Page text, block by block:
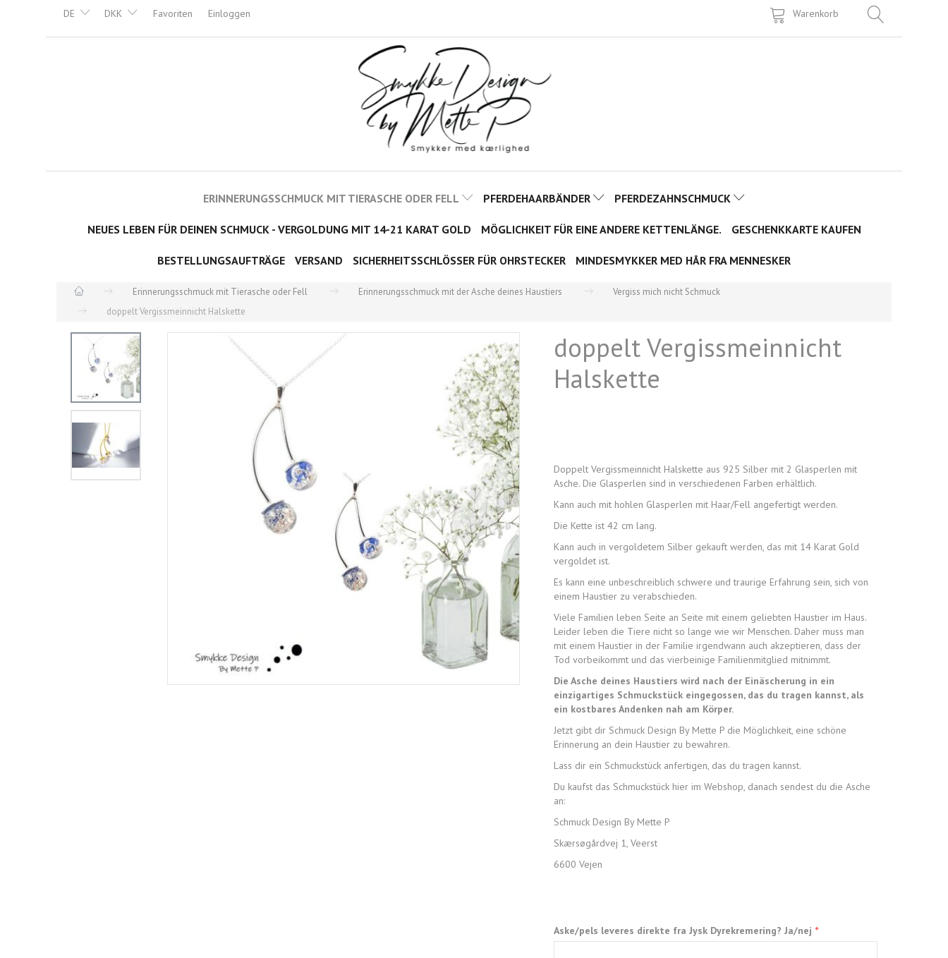
DE DKK Warenkorb
Favoriten Einloggen
ERINNERUNGSSCHMUCK MIT TIERASCHE ODER FELL PFERDEHAARBÄNDER PFERDEZAHNSCHMUCK
NEUES LEBEN FÜR DEINEN SCHMUCK - VERGOLDUNG MIT 14-21 KARAT GOLD MÖGLICHKEIT FÜR EINE ANDERE KETTENLÄNGE. GESCHENKKARTE KAUFEN
BESTELLUNGSAUFTRÄGE VERSAND SICHERHEITSSCHLÖSSER FÜR OHRSTECKER MINDESMYKKER MED HÅR FRA MENNESKER
Erinnerungsschmuck mit Tierasche oder Fell Erinnerungsschmuck mit der Asche deines Haustiers
Vergiss mich nicht Schmuck
doppelt Vergissmeinnicht Halskette
doppelt Vergissmeinnicht
Halskette
Doppelt Vergissmeinnicht Halskette aus 925 Silber mit 2 Glasperlen mit
Asche. Die Glasperlen sind in verschiedenen Farben erhältlich.
Kann auch mit hohlen Glasperlen mit Haar/Fell angefertigt werden.
Die Kette ist 42 cm lang.
Kann auch in vergoldetem Silber gekauft werden, das mit 14 Karat Gold
vergoldet ist.
Es kann eine unbeschreiblich schwere und traurige Erfahrung sein, sich von
einem Haustier zu verabschieden.
Viele Familien leben Seite an Seite mit einem geliebten Haustier im Haus.
Leider leben die Tiere nicht so lange wie wir Menschen. Daher muss man
mit einem Haustier in der Familie irgendwann auch akzeptieren, dass der
Tod vorbeikommt und das vierbeinige Familienmitglied mitnimmt.
Die Asche deines Haustiers wird nach der Einäscherung in ein
einzigartiges Schmuckstück eingegossen, das du tragen kannst, als
ein kostbares Andenken nah am Körper.
Jetzt gibt dir Schmuck Design By Mette P die Möglichkeit, eine schöne
Erinnerung an dein Haustier zu bewahren.
Lass dir ein Schmuckstück anfertigen, das du tragen kannst.
Du kaufst das Schmuckstück hier im Webshop, danach sendest du die Asche
an:
Schmuck Design By Mette P
Skærsøgårdvej 1, Veerst
6600 Vejen
Aske/pels leveres direkte fra Jysk Dyrekremering? Ja/nej